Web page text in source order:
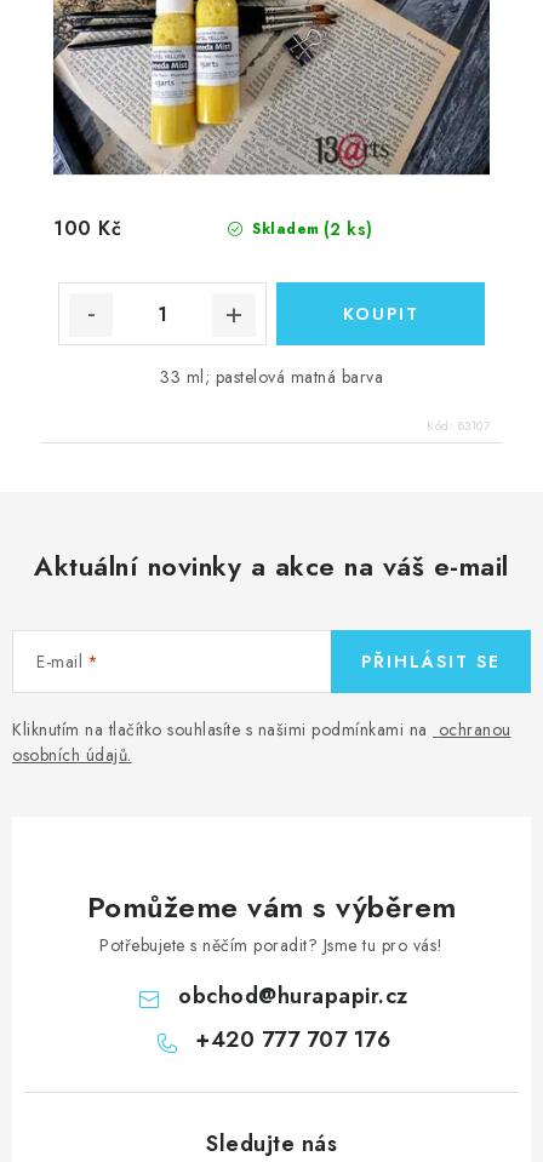
Skladem (2 ks)
100 Kč
33 ml; pastelová matná barva
Kód: 83107
Aktuální novinky a akce na váš e-mail
E-mail
Kliknutím na tlačítko souhlasíte s našimi podmínkami na ochranou
osobních údajů.
PŘIHLÁSIT SE
Pomůžeme vám s výběrem
Potřebujete s něčím poradit? Jsme tu pro vás!
obchod@hurapapir.cz
+420 777 707 176